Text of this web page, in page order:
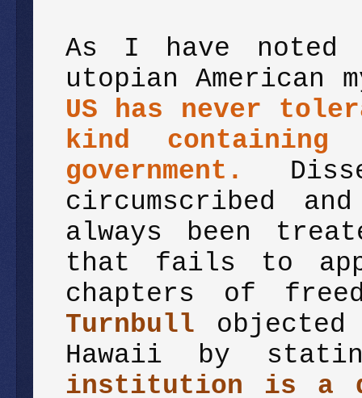
As I have
utopian American
US has never
kind containing
government.
circumscribed
always been
that fails to
chapters of
Turnbull
Hawaii by
institution is a